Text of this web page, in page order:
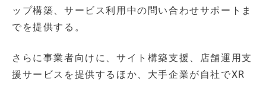
ップ構築、サービス利用中の問い合わせサポートま
でを提供する。
さらに事業者向けに、サイト構築支援、店舗運用支
援サービスを提供するほか、大手企業が自社でXR